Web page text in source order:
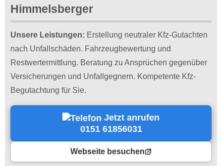
Himmelsberger
Unsere Leistungen: Erstellung neutraler Kfz-Gutachten
nach Unfallschäden. Fahrzeugbewertung und
Restwertermittlung. Beratung zu Ansprüchen gegenüber
Versicherungen und Unfallgegnern. Kompetente Kfz-
Begutachtung für Sie.
Jetzt anrufen
0151 61856031
Webseite besuchen